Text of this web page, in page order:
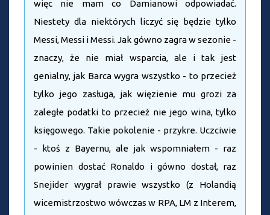
więc nie mam co Damianowi odpowiadać.
Niestety dla niektórych liczyć się będzie tylko
Messi, Messi i Messi. Jak gówno zagra w sezonie -
znaczy, że nie miał wsparcia, ale i tak jest
genialny, jak Barca wygra wszystko - to przecież
tylko jego zasługa, jak więzienie mu grozi za
zaległe podatki to przecież nie jego wina, tylko
księgowego. Takie pokolenie - przykre. Uczciwie
- ktoś z Bayernu, ale jak wspomniałem - raz
powinien dostać Ronaldo i gówno dostał, raz
Snejider wygrał prawie wszystko (z Holandią
wicemistrzostwo wówczas w RPA, LM z Interem,